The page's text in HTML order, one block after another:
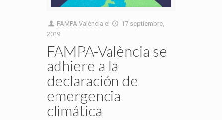
FAMPA València el
17 septiembre,
2019
FAMPA-València se
adhiere a la
declaración de
emergencia
climática